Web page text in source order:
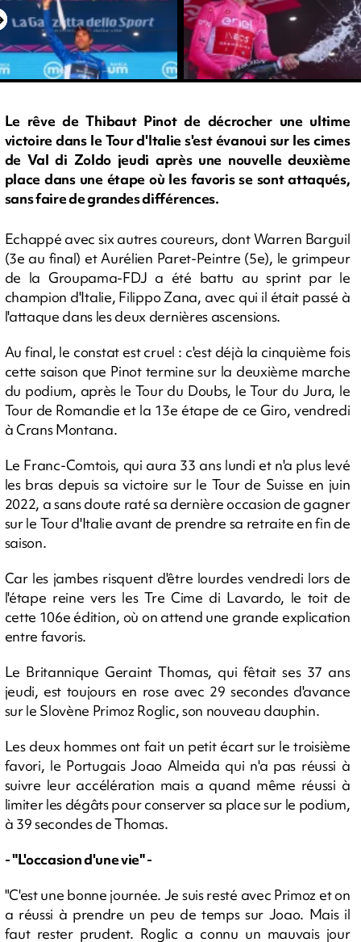
Le rêve de Thibaut Pinot de décrocher une ultime
victoire dans le Tour d'Italie s'est évanoui sur les cimes
de Val di Zoldo jeudi après une nouvelle deuxième
place dans une étape où les favoris se sont attaqués,
sans faire de grandes différences.
Echappé avec six autres coureurs, dont Warren Barguil
(3e au final) et Aurélien Paret-Peintre (5e), le grimpeur
de la Groupama-FDJ a été battu au sprint par le
champion d'Italie, Filippo Zana, avec qui il était passé à
l'attaque dans les deux dernières ascensions.
Au final, le constat est cruel : c'est déjà la cinquième fois
cette saison que Pinot termine sur la deuxième marche
du podium, après le Tour du Doubs, le Tour du Jura, le
Tour de Romandie et la 13e étape de ce Giro, vendredi
à Crans Montana.
Le Franc-Comtois, qui aura 33 ans lundi et n'a plus levé
les bras depuis sa victoire sur le Tour de Suisse en juin
2022, a sans doute raté sa dernière occasion de gagner
sur le Tour d'Italie avant de prendre sa retraite en fin de
saison.
Car les jambes risquent d'être lourdes vendredi lors de
l'étape reine vers les Tre Cime di Lavardo, le toit de
cette 106e édition, où on attend une grande explication
entre favoris.
Le Britannique Geraint Thomas, qui fêtait ses 37 ans
jeudi, est toujours en rose avec 29 secondes d'avance
sur le Slovène Primoz Roglic, son nouveau dauphin.
Les deux hommes ont fait un petit écart sur le troisième
favori, le Portugais Joao Almeida qui n'a pas réussi à
suivre leur accélération mais a quand même réussi à
limiter les dégâts pour conserver sa place sur le podium,
à 39 secondes de Thomas.
- "L'occasion d'une vie" -
"C'est une bonne journée. Je suis resté avec Primoz et on
a réussi à prendre un peu de temps sur Joao. Mais il
faut rester prudent. Roglic a connu un mauvais jour